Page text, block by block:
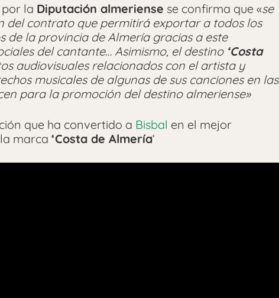
la Diputación almeriense se confirma que «se
del contrato que permitirá exportar a todos los
de la provincia de Almería gracias a este
del cantante… Asimismo, el destino ‘Costa
audiovisuales relacionados con el artista y
musicales de algunas de sus canciones en las
para la promoción del destino almeriense»
que ha convertido a Bisbal en el mejor
marca ‘Costa de Almería‘